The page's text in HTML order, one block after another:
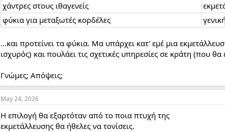
χάντρες στους ιθαγενείς
φύκια για μεταξωτές κορδέλες
...και προτείνει τα φύκια. Μα υπάρχει κατ' εμέ μια
ισχυρός) και πουλάει τις σχετικές υπηρεσίες σε κράτη (που
Γνώμες; Απόψεις;
May 24, 2026
Η επιλογή θα εξαρτόταν από το ποια πτυχή της
εκμετάλλευσης θα ήθελες να τονίσεις.